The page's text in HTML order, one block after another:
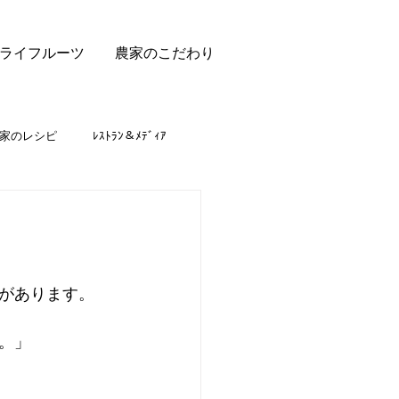
イフルーツ 農家のこだわり
のレシピ ﾚｽﾄﾗﾝ＆ﾒﾃﾞｨｱ
あります。
」